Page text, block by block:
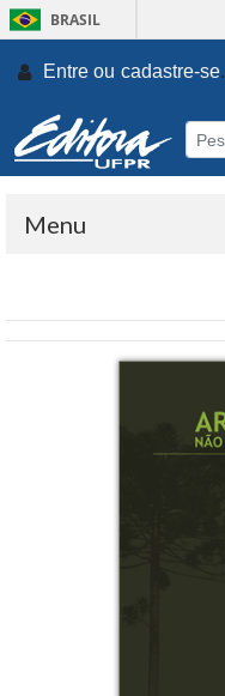
BRASIL
Entre ou cadastre-se.
Menu